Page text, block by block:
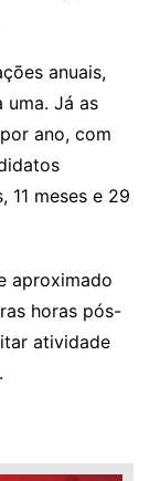
anuais,
uma. Já as
ano, com
11 meses e 29
aproximado
horas pós-
atividade